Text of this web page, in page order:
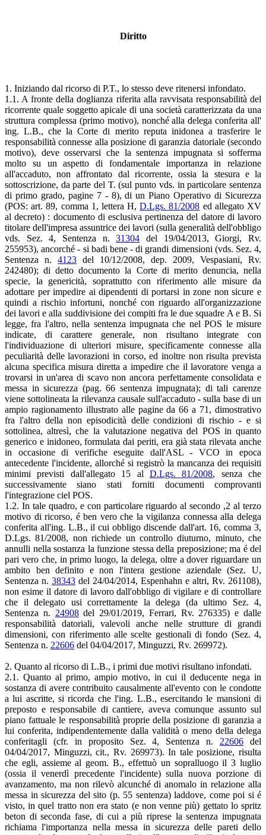
Diritto
1. Iniziando dal ricorso di P.T., lo stesso deve ritenersi infondato.
1.1. A fronte della doglianza riferita alla ravvisata responsabilità del
ricorrente quale soggetto apicale di una società caratterizzata da una
struttura complessa (primo motivo), nonché alla delega conferita all'
ing. L.B., che la Corte di merito reputa inidonea a trasferire le
responsabilità connesse alla posizione di garanzia datoriale (secondo
motivo), deve osservarsi che la sentenza impugnata si sofferma
molto su un aspetto di fondamentale importanza in relazione
all'accaduto, non affrontato dal ricorrente, ossia la stesura e la
sottoscrizione, da parte del T. (sul punto vds. in particolare sentenza
di primo grado, pagine 7 - 8), di un Piano Operativo di Sicurezza
(POS: art. 89, comma 1, lettera H,D.Lgs. 81/2008 ed allegato XV
al decreto) : documento di esclusiva pertinenza del datore di lavoro
titolare dell'impresa assuntrice dei lavori (sulla generalità dell'obbligo
vds. Sez. 4, Sentenza n.31304 del 19/04/2013, Giorgi, Rv.
255953), ancorché - si badi bene - di grandi dimensioni (vds. Sez. 4,
Sentenza n. 4123 del 10/12/2008, dep. 2009, Vespasiani, Rv.
242480); di detto documento la Corte di merito denuncia, nella
specie, la genericità, soprattutto con riferimento alle misure da
adottare per impedire ai dipendenti di portarsi in zone non sicure e
quindi a rischio infortuni, nonché con riguardo all'organizzazione
dei lavori e alla suddivisione dei compiti fra le due squadre A e B. Si
legge, fra l'altro, nella sentenza impugnata che nel POS le misure
indicate, di carattere generale, non risultano integrate con
l'individuazione di ulteriori misure, specificamente connesse alla
peculiarità delle lavorazioni in corso, ed inoltre non risulta prevista
alcuna specifica misura diretta a impedire che il lavoratore venga a
trovarsi in un'area di scavo non ancora perfettamente consolidata e
messa in sicurezza (pag. 66 sentenza impugnata); di tali carenze
viene sottolineata la rilevanza causale sull'accaduto - sulla base di un
ampio ragionamento illustrato alle pagine da 66 a 71, dimostrativo
fra l'altro della non episodicità delle condizioni di rischio - e si
sottolinea, altresì, che la valutazione negativa del POS in quanto
generico e inidoneo, formulata dai periti, era già stata rilevata anche
in occasione di verifiche eseguite dall'ASL - VCO in epoca
antecedente l'incidente, allorché si registrò la mancanza dei requisiti
minimi previsti dall'allegato 15 al D.Lgs. 81/2008, senza che
successivamente siano stati forniti documenti comprovanti
l'integrazione ciel POS.
1.2. In tale quadro, e con particolare riguardo al secondo ,2 al terzo
motivo di ricorso, é ben vero che la vigilanza connessa alla delega
conferita all'ing. L.B., il cui obbligo discende dall'art. 16, comma 3,
D.Lgs. 81/2008, non richiede un controllo diuturno, minuto, che
annulli nella sostanza la funzione stessa della preposizione; ma é del
pari vero che, in primo luogo, la delega, oltre a dover riguardare un
ambito ben definito e non l'intera gestione aziendale (Sez. U,
Sentenza n. 38343 del 24/04/2014, Espenhahn e altri, Rv. 261108),
non esime il datore di lavoro dall'obbligo di vigilare e di controllare
che il delegato usi correttamente la delega (da ultimo Sez. 4,
Sentenza n. 24908del 29/01/2019, Ferrari, Rv. 276335) e dalle
responsabilità datoriali, valevoli anche nelle strutture di grandi
dimensioni, con riferimento alle scelte gestionali di fondo (Sez. 4,
Sentenza n. 22606 del 04/04/2017, Minguzzi, Rv. 269972).
2. Quanto al ricorso di L.B., i primi due motivi risultano infondati.
2.1. Quanto al primo, ampio motivo, in cui il deducente nega in
sostanza di avere contribuito causalmente all'evento con le condotte
a lui ascritte, si ricorda che l'ing. L.B., esercitando le mansioni di
preposto e responsabile di cantiere, aveva comunque assunto sul
piano fattuale le responsabilità proprie della posizione di garanzia a
lui conferita, indipendentemente dalla validità o meno della delega
conferitagli (cfr. in proposito Sez. 4, Sentenza n. 22606 del
04/04/2017, Minguzzi, cit., Rv. 269973). In tale posizione, risulta
che egli, assieme al geom. B., effettuò un sopralluogo il 3 luglio
(ossia il venerdì precedente l'incidente) sulla nuova porzione di
avanzamento, ma non rilevò alcunché di anomalo in relazione alla
messa in sicurezza del sito (p. 55 sentenza) laddove, come poi si é
visto, in quel tratto non era stato (e non venne più) gettato lo spritz
beton di seconda fase, di cui a più riprese la sentenza impugnata
richiama l'importanza nella messa in sicurezza delle pareti dello